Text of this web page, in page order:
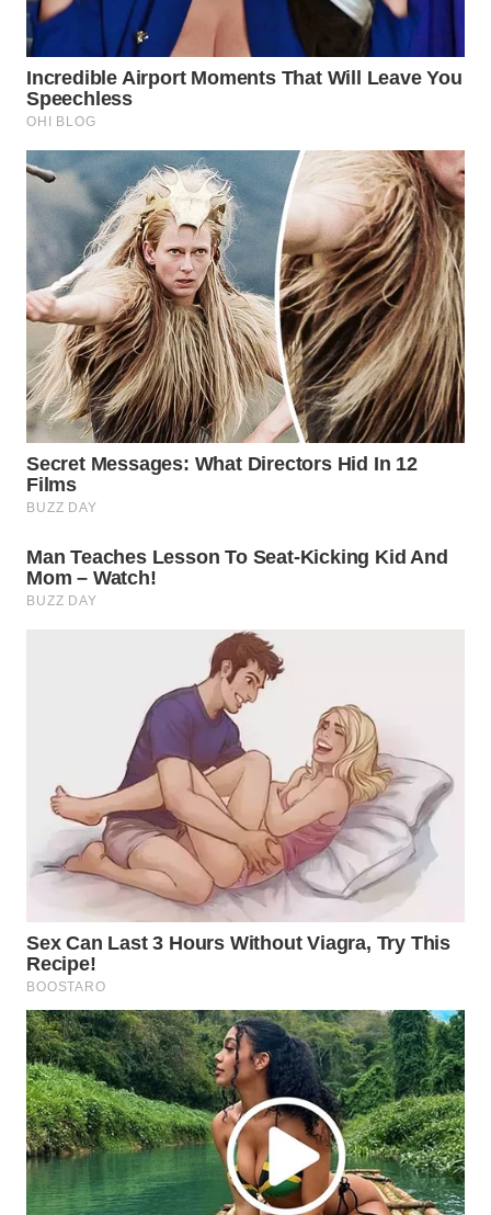
SUMEDANG
WN
CIANJUR
WN
KEPULAUAN
SERIBU
WN
TANGERANG
WN
BINJAI
WN
WN
WN
WN
SUKABUMI
WN
PURWAKARTA
WN
PRIANGAN
TIMUR
WN
SEMARANG
WN
SOLO